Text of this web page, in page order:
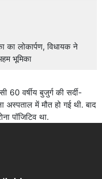
का लोकार्पण, विधायक ने
भूमिका
60 वर्षीय बुजुर्ग की सर्दी-
में मौत हो गई थी. बाद
पॉजिटिव था.